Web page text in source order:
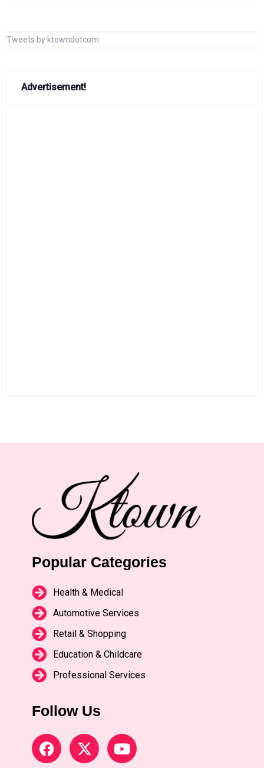
Tweets by ktowndotcom
Advertisement!
Popular Categories
Health & Medical
Automotive Services
Retail & Shopping
Education & Childcare
Professional Services
Follow Us